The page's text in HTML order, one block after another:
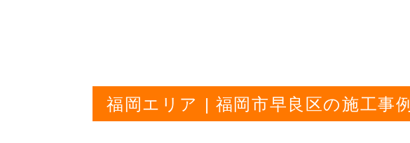
福岡エリア | 福岡市早良区の施工事例